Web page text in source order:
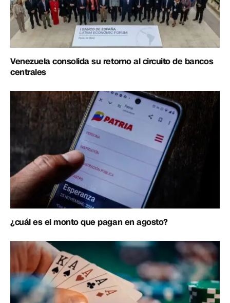
Venezuela consolida su retorno al circuito de bancos
centrales
¿cuál es el monto que pagan en agosto?